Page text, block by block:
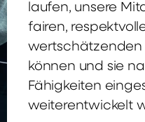
laufen, unsere
fairen,
wertschätzenden
können und sie
Fähigkeiten
weiterentwickelt